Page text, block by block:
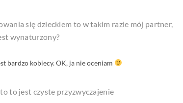
się dzieckiem to w takim razie mój partner,
wynaturzony?
bardzo kobiecy. OK, ja nie oceniam
to jest czyste przyzwyczajenie